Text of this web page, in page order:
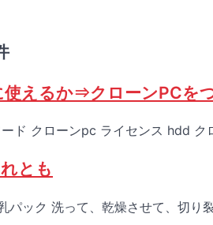
えるか⇒クローンPCを
ード クローンpc ライセンス hdd ク
とも
パック 洗って、乾燥させて、切り